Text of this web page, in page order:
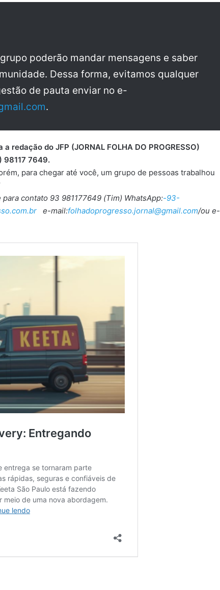
poderão mandar mensagens e saber
Dessa forma, evitamos qualquer
de pauta enviar no e-
.
redação do JFP (JORNAL FOLHA DO PROGRESSO)
98117 7649.
para chegar até você, um grupo de pessoas trabalhou
contato 93 981177649 (Tim) WhatsApp:-93-
e-mail:folhadoprogresso.jornal@gmail.com/ou e-